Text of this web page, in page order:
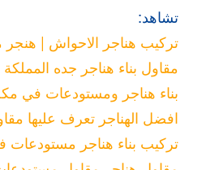
تشاهد:
تركيب هناجر الاحواش |
مقاول بناء هناجر جده
بناء هناجر ومستودعات في
افضل الهناجر تعرف عليها
تركيب بناء هناجر مستودعات